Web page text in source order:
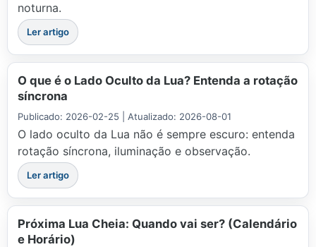
noturna.
Ler artigo
O que é o Lado Oculto da Lua? Entenda a rotação
síncrona
Publicado: 2026-02-25 | Atualizado: 2026-08-01
O lado oculto da Lua não é sempre escuro: entenda
rotação síncrona, iluminação e observação.
Ler artigo
Próxima Lua Cheia: Quando vai ser? (Calendário
e Horário)